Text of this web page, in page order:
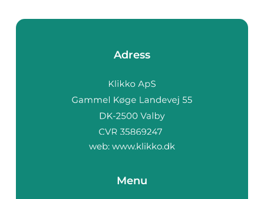
Adress
web: www.klikko.dk
Menu